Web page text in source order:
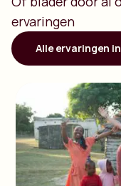
ervaringen
Alle ervaringen